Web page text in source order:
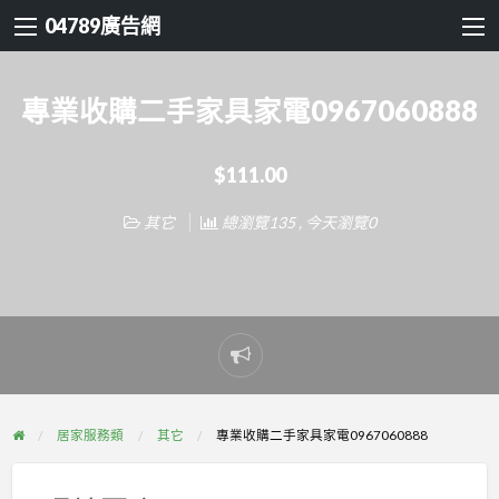
04789廣告網
專業收購二手家具家電0967060888
$111.00
其它 總瀏覽135 , 今天瀏覽0
Report
problem
居家服務類 其它 專業收購二手家具家電0967060888